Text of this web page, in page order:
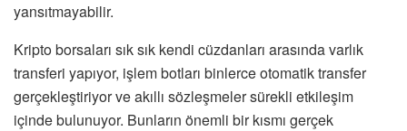
yansıtmayabilir.
Kripto borsaları sık sık kendi cüzdanları arasında varlık
transferi yapıyor, işlem botları binlerce otomatik transfer
gerçekleştiriyor ve akıllı sözleşmeler sürekli etkileşim
içinde bulunuyor. Bunların önemli bir kısmı gerçek